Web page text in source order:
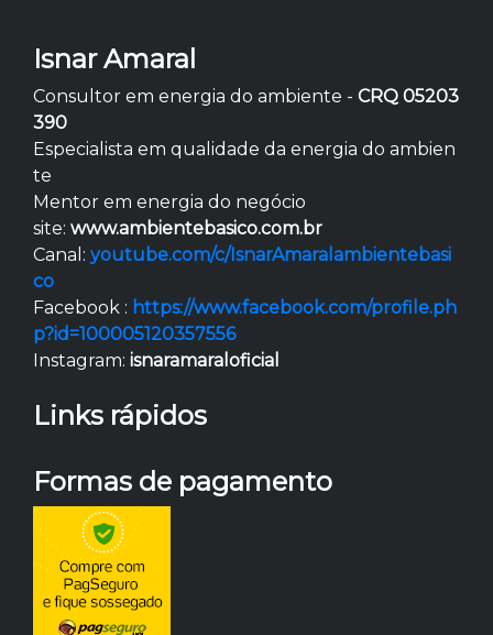
Isnar Amaral
Consultor em energia do ambiente - CRQ 05203
390
Especialista em qualidade da energia do ambien
te
Mentor em energia do negócio
site: www.ambientebasico.com.br
Canal: youtube.com/c/IsnarAmaralambientebasi
co
Facebook : https://www.facebook.com/profile.ph
p?id=100005120357556
Instagram: isnaramaraloficial
Links rápidos
Formas de pagamento